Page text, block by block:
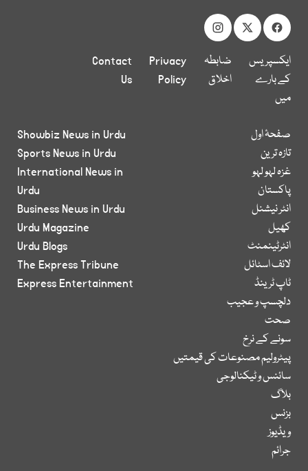
ایکسپریس
کے بارے
میں
ضابطہ
اخلاق
Privacy
Policy
Contact
Us
صفحۂ اول
تازہ ترین
غزہ لہو لہو
پاکستان
انٹر نیشنل
کھیل
انٹرٹینمنٹ
لائف اسٹائل
ٹاپ ٹرینڈ
دلچسپ و عجیب
صحت
سونے کے نرخ
پیٹرولیم مصنوعات کی قیمتیں
سائنس و ٹیکنالوجی
بلاگ
بزنس
ویڈیوز
جرائم
Showbiz News in Urdu
Sports News in Urdu
International News in
Urdu
Business News in Urdu
Urdu Magazine
Urdu Blogs
The Express Tribune
Express Entertainment